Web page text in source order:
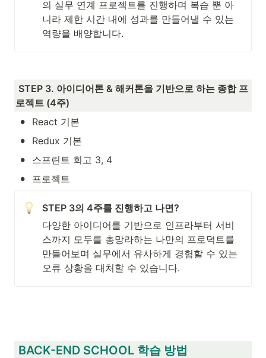
의 실무 연계 프로젝트를 진행하며 복습 뿐 아
니라 제한 시간 내에 성과를 만들어낼 수 있는
역량을 배양합니다.
STEP 3. 아이디어톤 & 해커톤을 기반으로 하는 종합 프
로젝트 (4주)
• React 기본
• Redux 기본
• 스프린트 회고 3, 4
• 프로젝트
STEP 3의 4주를 진행하고 나면?
다양한 아이디어를 기반으로 인프라부터 서비
스까지 모두를 총망라하는 나만의 프로덕트를
만들어보며 실무에서 유사하게 경험할 수 있는
오류 상황을 대처할 수 있습니다.
BACK-END SCHOOL 학습 방법